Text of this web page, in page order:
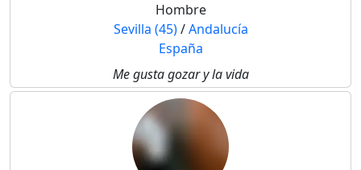
Hombre
Sevilla (45)/Andalucía
España
Me gusta gozar y la vida